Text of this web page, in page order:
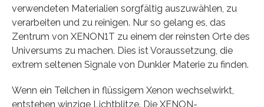
verwendeten Materialien sorgfältig auszuwählen, zu
verarbeiten und zu reinigen. Nur so gelang es, das
Zentrum von XENON1T zu einem der reinsten Orte des
Universums zu machen. Dies ist Voraussetzung, die
extrem seltenen Signale von Dunkler Materie zu finden.
Wenn ein Teilchen in flüssigem Xenon wechselwirkt,
entstehen winzige Lichtblitze. Die XENON-